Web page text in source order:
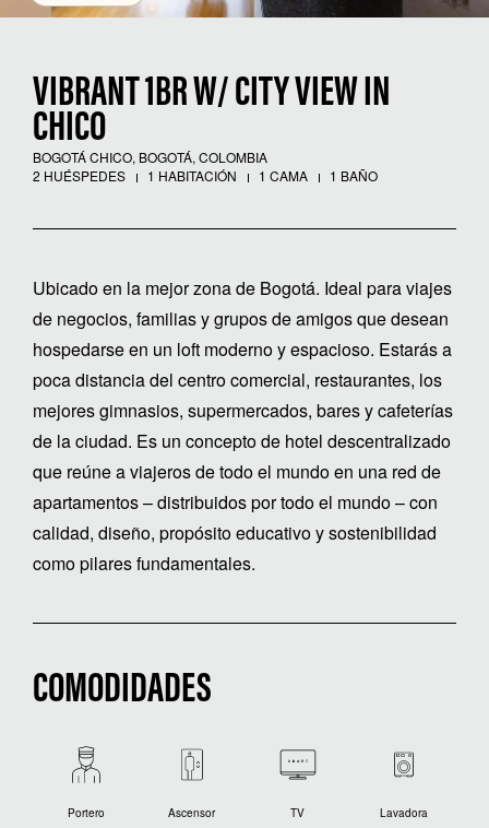
VIBRANT 1BR W/ CITY VIEW IN
CHICO
BOGOTÁ CHICO, BOGOTÁ, COLOMBIA
2 HUÉSPEDES
1 HABITACIÓN 1 CAMA 1 BAÑO
Ubicado en la mejor zona de Bogotá. Ideal para viajes
de negocios, familias y grupos de amigos que desean
hospedarse en un loft moderno y espacioso. Estarás a
poca distancia del centro comercial, restaurantes, los
mejores gimnasios, supermercados, bares y cafeterías
de la ciudad. Es un concepto de hotel descentralizado
que reúne a viajeros de todo el mundo en una red de
apartamentos – distribuidos por todo el mundo – con
calidad, diseño, propósito educativo y sostenibilidad
como pilares fundamentales.
COMODIDADES
Portero Ascensor TV Lavadora